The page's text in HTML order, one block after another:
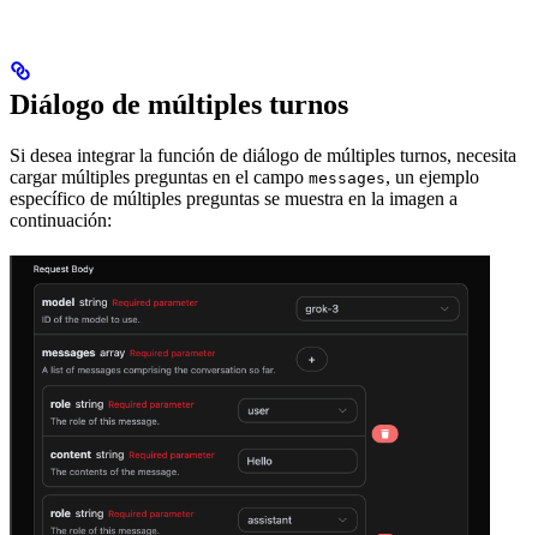
Diálogo de múltiples turnos
Si desea integrar la función de diálogo de múltiples turnos, necesita
cargar múltiples preguntas en el campo messages, un ejemplo
específico de múltiples preguntas se muestra en la imagen a
continuación: